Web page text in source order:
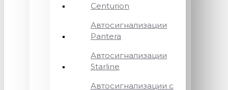
Centurion
Автосигнализации
Pantera
Автосигнализации
Starline
Автосигнализации с